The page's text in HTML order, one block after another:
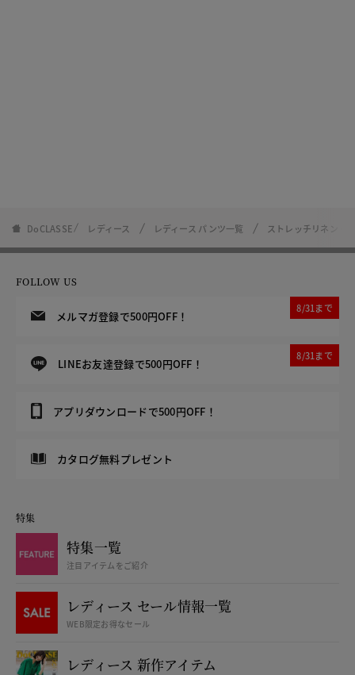
DoCLASSE レディース レディース パンツ一覧 ストレッチリネン・
FOLLOW US
メルマガ登録で500円OFF！
8/31まで
LINEお友達登録で500円OFF！
8/31まで
アプリダウンロードで500円OFF！
カタログ無料プレゼント
特集
特集一覧
注目アイテムをご紹介
レディース セール情報一覧
WEB限定お得なセール
レディース 新作アイテム